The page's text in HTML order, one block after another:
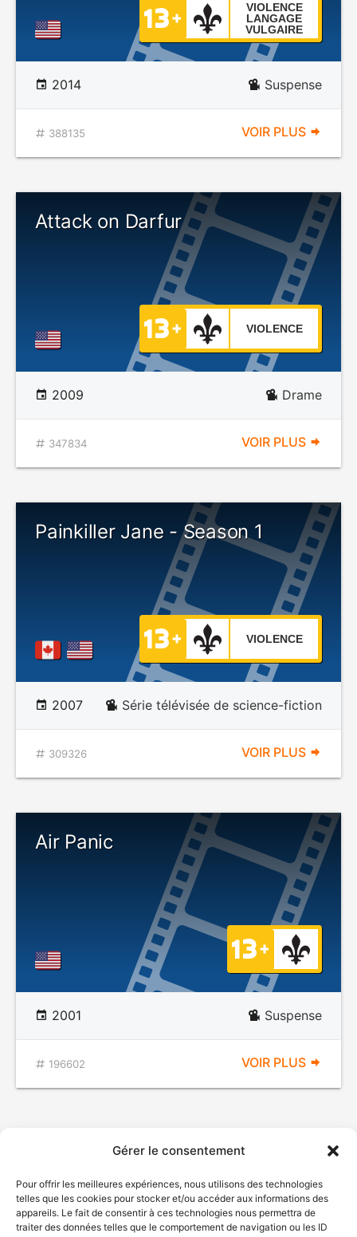
Gérer le consentement
Pour offrir les meilleures expériences, nous utilisons des technologies
telles que les cookies pour stocker et/ou accéder aux informations des
appareils. Le fait de consentir à ces technologies nous permettra de
traiter des données telles que le comportement de navigation ou les ID
VIOLENCE
LANGAGE
VULGAIRE
2014 Suspense
388135 VOIR PLUS
Attack on Darfur
VIOLENCE
2009 Drame
347834 VOIR PLUS
Painkiller Jane - Season 1
VIOLENCE
2007 Série télévisée de science-fiction
309326 VOIR PLUS
Air Panic
2001 Suspense
196602 VOIR PLUS